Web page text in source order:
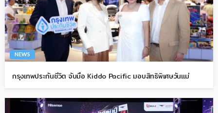
NEWS
กรุงเทพประกันชีวิต จับมือ Kiddo Pacific มอบสิทธิพิเศษวันแม่